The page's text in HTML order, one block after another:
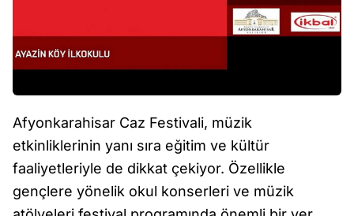
Afyonkarahisar Caz Festivali, müzik
etkinliklerinin yanı sıra eğitim ve kültür
faaliyetleriyle de dikkat çekiyor. Özellikle
gençlere yönelik okul konserleri ve müzik